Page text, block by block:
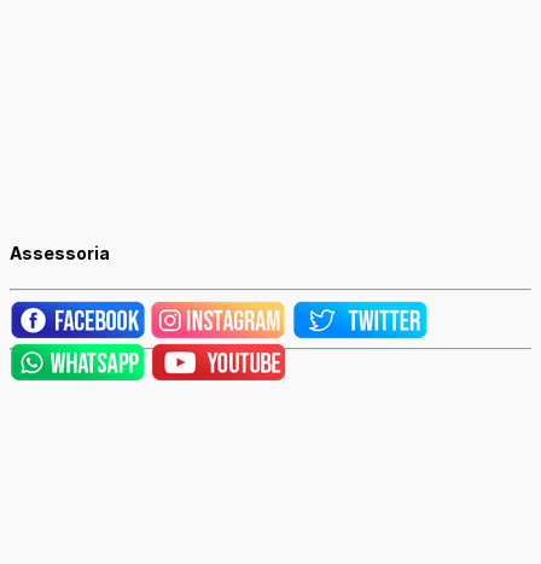
Assessoria